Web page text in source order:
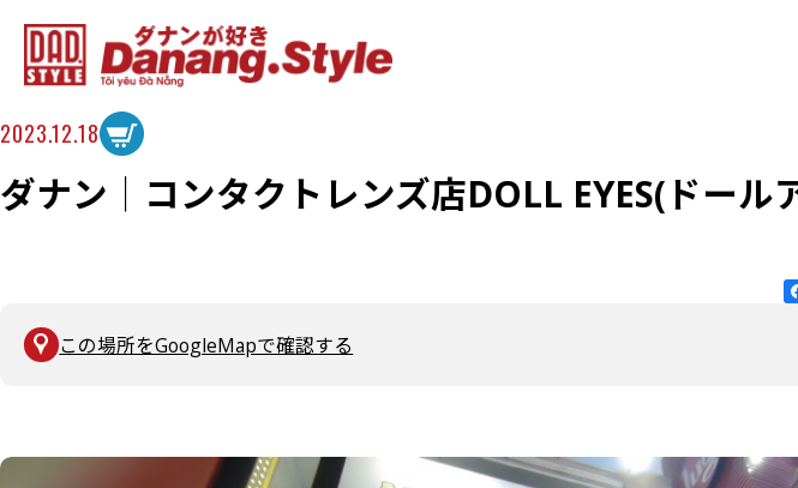
2023.12.18
ダナン│コンタクトレンズ店DOLL EYES(ドール
この場所をGoogleMapで確認する